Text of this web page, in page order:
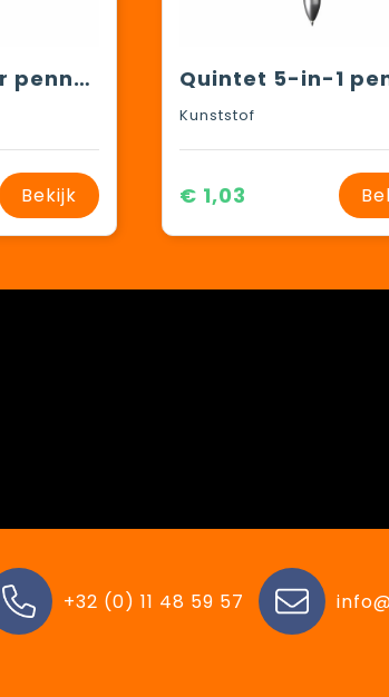
QuattroColour pennen
Bekijk
Kunststof
€ 1,03
+32 (0) 11 48 59 57